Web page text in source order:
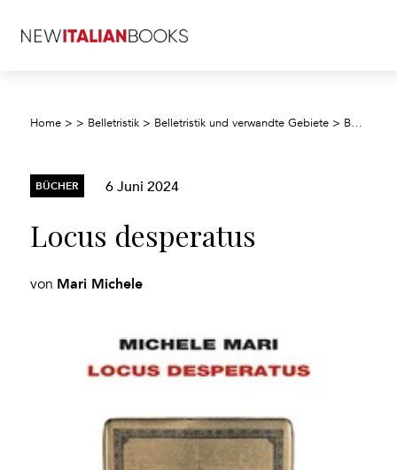
Home > > Belletristik > Belletristik und verwandte Gebiete > Belletristik: allgemein und literarisch
BÜCHER 6 Juni 2024
Locus desperatus
von Mari Michele